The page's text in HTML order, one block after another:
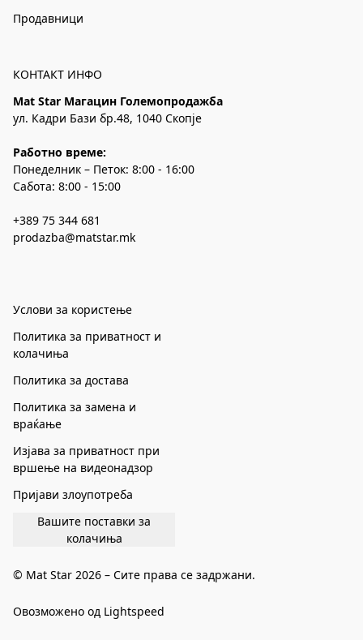
Продавници
КОНТАКТ ИНФО
Mat Star Магацин Големопродажба
ул. Кадри Бази бр.48, 1040 Скопје
Работно време:
Понеделник – Петок: 8:00 - 16:00
Сабота: 8:00 - 15:00
+389 75 344 681
prodazba@matstar.mk
Услови за користење
Политика за приватност и
колачиња
Политика за достава
Политика за замена и
враќање
Изјава за приватност при
вршење на видеонадзор
Пријави злоупотреба
Вашите поставки за
колачиња
© Mat Star 2026 – Сите права се задржани.
Овозможено од Lightspeed